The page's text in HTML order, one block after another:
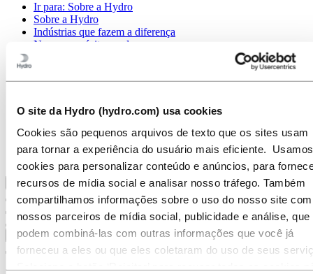
O site da Hydro (hydro.com) usa cookies
Cookies são pequenos arquivos de texto que os sites usam
para tornar a experiência do usuário mais eficiente. Usamos
cookies para personalizar conteúdo e anúncios, para
recursos de mídia social e analisar nosso tráfego. Também
compartilhamos informações sobre o uso do nosso site com
nossos parceiros de mídia social, publicidade e análise, que
podem combiná-las com outras informações que você já
forneceu a eles ou que eles coletaram do uso de seus
Ir para: Sobre a Hydro
Sobre a Hydro
Indústrias que fazem a diferença
Nosso propósito e valores
Nossos negócios
Gerenciamento e Organização
Governança corporativa
Suprimentos
Patrocínios
Stories By Hydro
Voltar ao menu principal
Fechar